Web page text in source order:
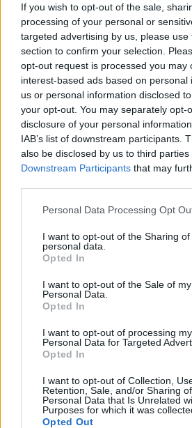
If you wish to opt-out of the sale,
processing of your personal or
targeted advertising by us, please
section to confirm your selection.
opt-out request is processed you may
interest-based ads based on personal
us or personal information disclosed
your opt-out. You may separately opt-
disclosure of your personal
IAB’s list of downstream participants.
also be disclosed by us to third parties
Downstream Participants that may
Personal Data Processing Opt
I want to opt-out of the Sharing of
personal data.
Opted In
I want to opt-out of the Sale of my
Personal Data.
Opted In
I want to opt-out of processing my
Personal Data for Targeted
Opted In
I want to opt-out of Collection,
Retention, Sale, and/or Sharing
Personal Data that Is Unrelated
Purposes for which it was
Opted Out
PNȚCD (Pavelescu)
PNCR (Terheș)
Partidul Patrioților (Surugiu)
FAR (Coarnă)
România pe Primul Loc (Ponta)
Altul
Arată
ad